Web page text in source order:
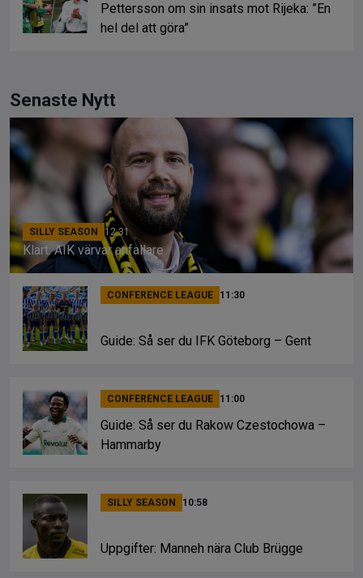
Pettersson om sin insats mot Rijeka: ”En
hel del att göra”
Senaste Nytt
SILLY SEASON 12:31
Klart: AIK värvar anfallare
CONFERENCE LEAGUE 11:30
Guide: Så ser du IFK Göteborg – Gent
CONFERENCE LEAGUE 11:00
Guide: Så ser du Rakow Czestochowa –
Hammarby
SILLY SEASON 10:58
Uppgifter: Manneh nära Club Brügge